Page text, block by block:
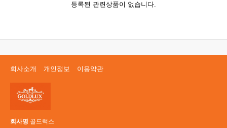
등록된 관련상품이 없습니다.
회사소개 개인정보 이용약관
회사명 골드럭스